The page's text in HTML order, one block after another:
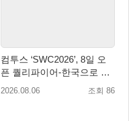
컴투스 ‘SWC2026’, 8일 오
픈 퀄리파이어-한국으로 시
즌 개막!
2026.08.06 조회 86